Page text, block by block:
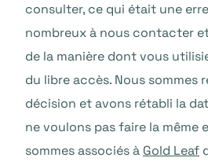
consulter, ce qui était une
nombreux à nous contacter
de la manière dont vous
du libre accès. Nous sommes
décision et avons rétabli la
ne voulons pas faire la même
sommes associés à Gold Leaf